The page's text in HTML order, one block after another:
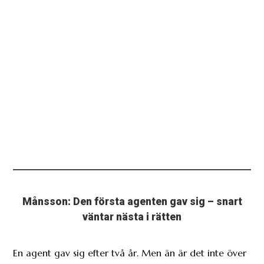
Månsson: Den första agenten gav sig – snart
väntar nästa i rätten
En agent gav sig efter två år. Men än är det inte över